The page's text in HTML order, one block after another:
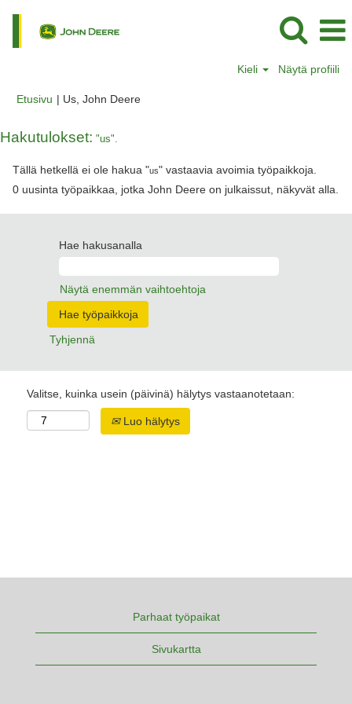
Kieli Näytä profiili
Etusivu | Us, John Deere(nykyinen
Hakutulokset: "us".
Tällä hetkellä ei ole hakua "us" vastaavia avoimia työpaikkoja.
0 uusinta työpaikkaa, jotka John Deere on julkaissut, näkyvät alla.
Hae hakusanalla
Näytä enemmän vaihtoehtoja
Tyhjennä
Valitse, kuinka usein (päivinä) hälytys vastaanotetaan:
Luo hälytys
Parhaat työpaikat
Sivukartta